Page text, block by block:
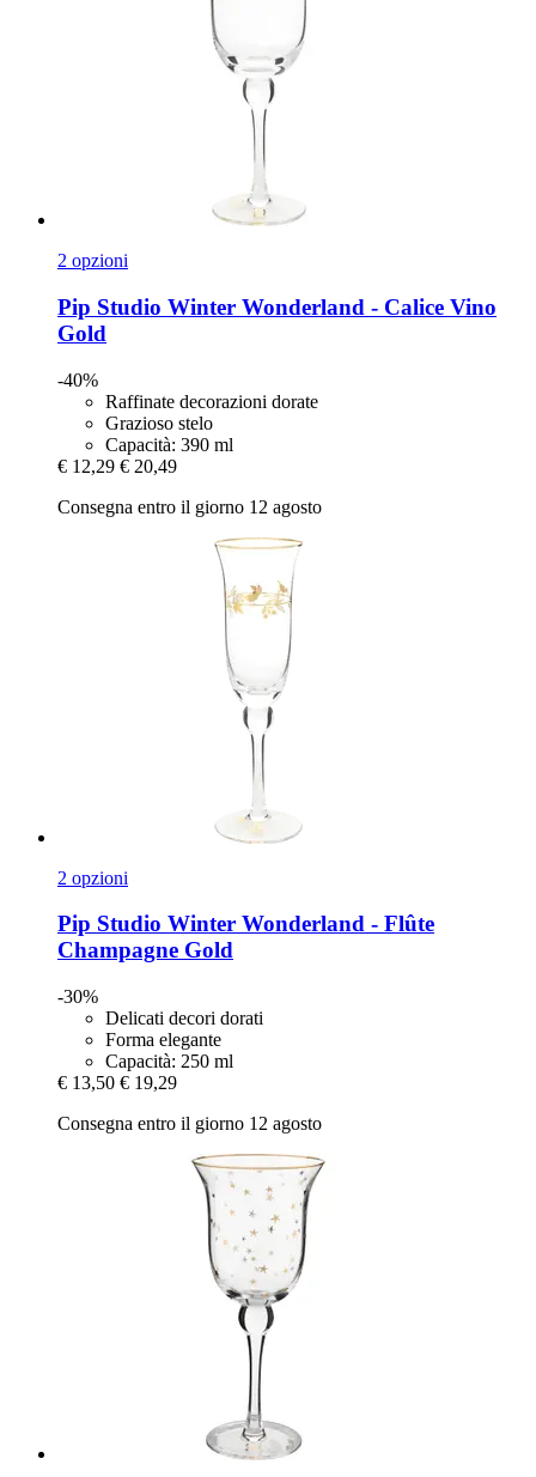
2 opzioni
Pip Studio Winter Wonderland -​ Calice Vino
Gold
-40%
Raffinate decorazioni dorate
Grazioso stelo
Capacità: 390 ml
€ 12,29 € 20,49
Consegna entro il giorno 12 agosto
2 opzioni
Pip Studio Winter Wonderland -​ Flûte
Champagne Gold
-30%
Delicati decori dorati
Forma elegante
Capacità: 250 ml
€ 13,50 € 19,29
Consegna entro il giorno 12 agosto